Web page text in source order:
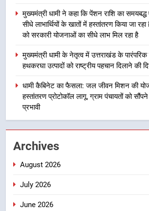
लाभार्थियों के खातों में
रहा है, जिससे पात्र
योजनाओं का सीधे लाभ
उत्तराखंड
मुख्यमंत्री धामी के
पारंपरिक हस्तशिल्प
को राष्ट्रीय पहचान
निरंतर प्रयास
उत्तराखंड
5
धामी कैबिनेट का
मुख्यमंत्री धामी ने कहा कि पेंशन राशि का समयबद्ध
सीधे लाभार्थियों के खातों में हस्तांतरण किया जा
को सरकारी योजनाओं का सीधे लाभ मिल रहा है
मुख्यमंत्री धामी के नेतृत्व में उत्तराखंड के
हथकरघा उत्पादों को राष्ट्रीय पहचान दिलाने की
धामी कैबिनेट का फैसला: जल जीवन मिशन की
हस्तांतरण प्रोटोकॉल लागू, ग्राम पंचायतों को
प्रभावी
Archives
August 2026
July 2026
June 2026